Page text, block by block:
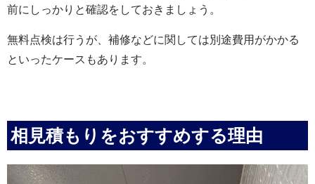
前にしっかりと確認をしておきましょう。
無料点検は行うが、補修などに関しては別途費用がかかる
といったケースもあります。
相見積もりをおすすめする理由